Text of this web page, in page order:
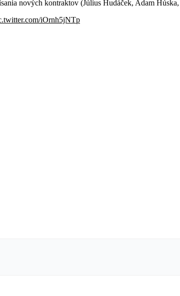
nových kontraktov (Július Hudáček, Adam Húska,
iOrnh5jNTp